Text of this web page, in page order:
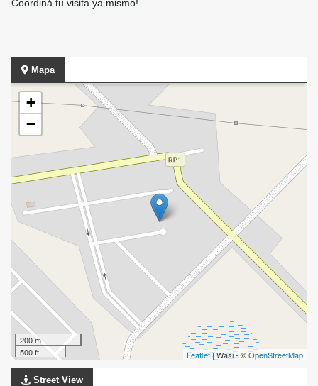
Coordiná tu visita ya mismo!
Mapa
+
−
200 m
500 ft
Leaflet| Wasi - ©OpenStreetMap
Street View